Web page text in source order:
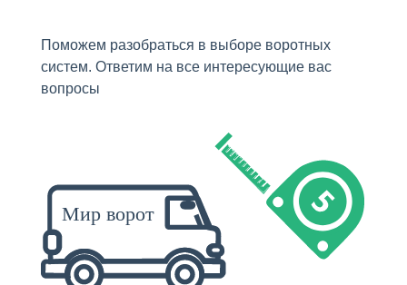
Поможем разобраться в выборе воротных
систем. Ответим на все интересующие вас
вопросы